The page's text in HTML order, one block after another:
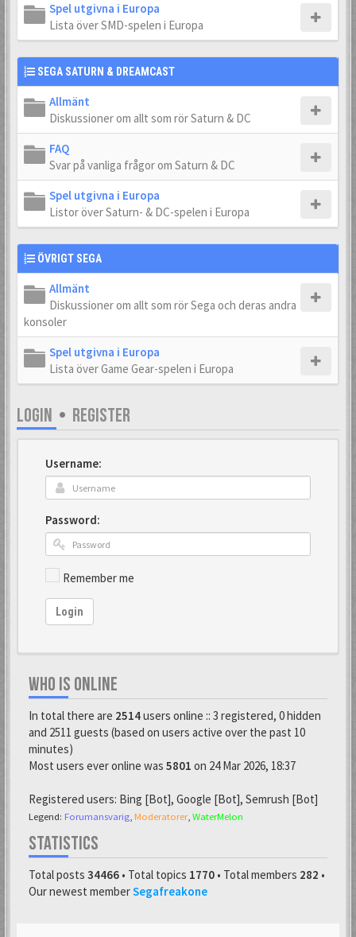
Spel utgivna i Europa
Lista över SMD-spelen i Europa
SEGA SATURN & DREAMCAST
Allmänt
Diskussioner om allt som rör Saturn & DC
FAQ
Svar på vanliga frågor om Saturn & DC
Spel utgivna i Europa
Listor över Saturn- & DC-spelen i Europa
ÖVRIGT SEGA
Allmänt
Diskussioner om allt som rör Sega och deras andra
konsoler
Spel utgivna i Europa
Lista över Game Gear-spelen i Europa
LOGIN • REGISTER
Username:
Password:
Remember me
Login
WHO IS ONLINE
In total there are 2514users online :: 3 registered, 0 hidden
and 2511 guests (based on users active over the past 10
minutes)
Most users ever online was 5801 on 24 Mar 2026, 18:37
Registered users: Bing [Bot], Google [Bot], Semrush [Bot]
Legend: Forumansvarig Moderatorer, WaterMelon
STATISTICS
Total posts 34466 • Total topics 1770 • Total members 282 •
Our newest memberSegafreakone